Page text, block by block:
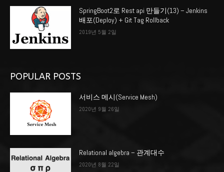
SpringBoot2로 Rest api 만들기(13) – Jenkins
배포(Deploy) + Git Tag Rollback
2019년 5월 2일
POPULAR POSTS
서비스 메시(Service Mesh)
2020년 9월 26일
Relational algebra – 관계대수
2020년 8월 22일